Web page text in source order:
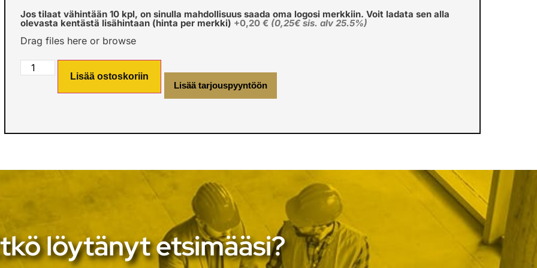
Jos tilaat vähintään 10 kpl, on sinulla mahdollisuus saada oma logosi merkkiin. Voit ladata sen alla
olevasta kentästä lisähintaan (hinta per merkki) +0,20 € (0,25€ sis. alv 25.5%)
Drag files here or browse
Lisää ostoskoriin
Lisää tarjouspyyntöön
löytänyt etsimääsi?